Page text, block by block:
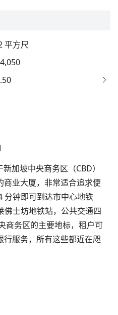
平方尺
加坡中央商务区（CBD）
商业大厦，非常适合追求便
分钟即可到达市中心地铁
佛士坊地铁站，公共交通四
商务区的主要地标，租户可
行服务，所有这些都近在咫